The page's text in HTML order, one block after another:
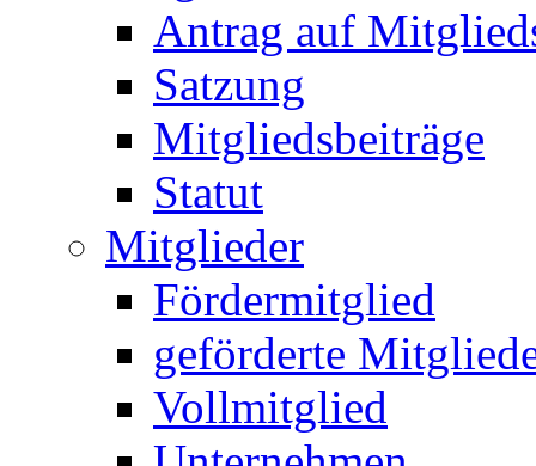
Antrag auf
Satzung
Mitgliedsbeiträge
Statut
Mitglieder
Fördermitglied
geförderte
Vollmitglied